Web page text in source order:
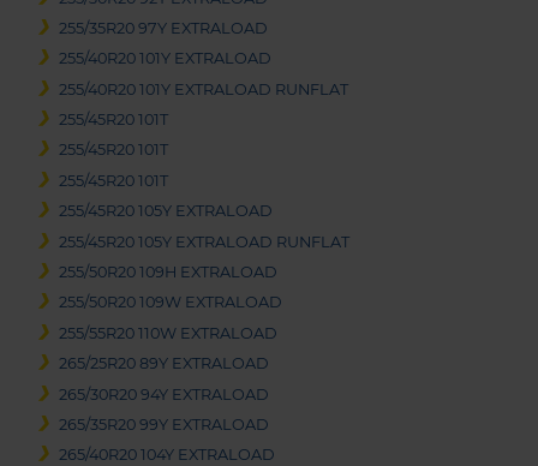
255/35R20 97Y EXTRALOAD
255/40R20 101Y EXTRALOAD
255/40R20 101Y EXTRALOAD RUNFLAT
255/45R20 101T
255/45R20 101T
255/45R20 101T
255/45R20 105Y EXTRALOAD
255/45R20 105Y EXTRALOAD RUNFLAT
255/50R20 109H EXTRALOAD
255/50R20 109W EXTRALOAD
255/55R20 110W EXTRALOAD
265/25R20 89Y EXTRALOAD
265/30R20 94Y EXTRALOAD
265/35R20 99Y EXTRALOAD
265/40R20 104Y EXTRALOAD